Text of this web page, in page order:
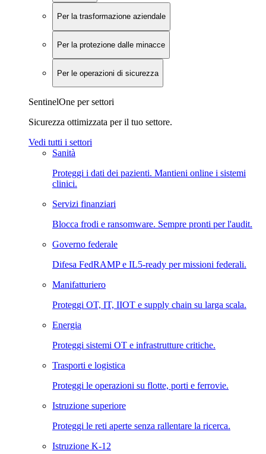
Per la trasformazione aziendale
Per la protezione dalle minacce
Per le operazioni di sicurezza
SentinelOne per settori
Sicurezza ottimizzata per il tuo settore.
Vedi tutti i settori
Sanità
Proteggi i dati dei pazienti. Mantieni online i sistemi
clinici.
Servizi finanziari
Blocca frodi e ransomware. Sempre pronti per l'audit.
Governo federale
Difesa FedRAMP e IL5-ready per missioni federali.
Manifatturiero
Proteggi OT, IT, IIOT e supply chain su larga scala.
Energia
Proteggi sistemi OT e infrastrutture critiche.
Trasporti e logistica
Proteggi le operazioni su flotte, porti e ferrovie.
Istruzione superiore
Proteggi le reti aperte senza rallentare la ricerca.
Istruzione K-12